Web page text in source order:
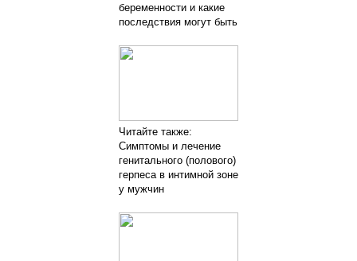
беременности и какие
последствия могут быть
Читайте также:
Симптомы и лечение
генитального (полового)
герпеса в интимной зоне
у мужчин